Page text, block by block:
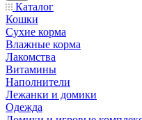
Каталог
Кошки
Сухие корма
Влажные корма
Лакомства
Витамины
Наполнители
Лежанки и домики
Одежда